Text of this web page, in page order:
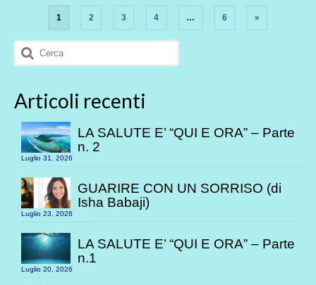
Paginazione
degli
articoli
1 2 3 4 … 6 »
Cerca:
Articoli recenti
LA SALUTE E’ “QUI E ORA” – Parte
n. 2
Luglio 31, 2026
GUARIRE CON UN SORRISO (di
Isha Babaji)
Luglio 23, 2026
LA SALUTE E’ “QUI E ORA” – Parte
n.1
Luglio 20, 2026